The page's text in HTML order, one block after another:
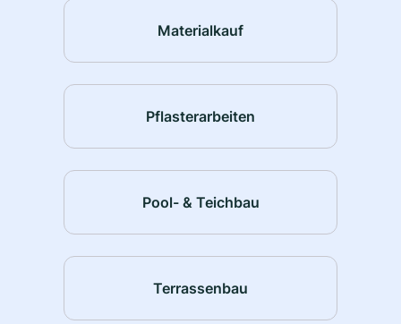
Materialkauf
Pflasterarbeiten
Pool- & Teichbau
Terrassenbau